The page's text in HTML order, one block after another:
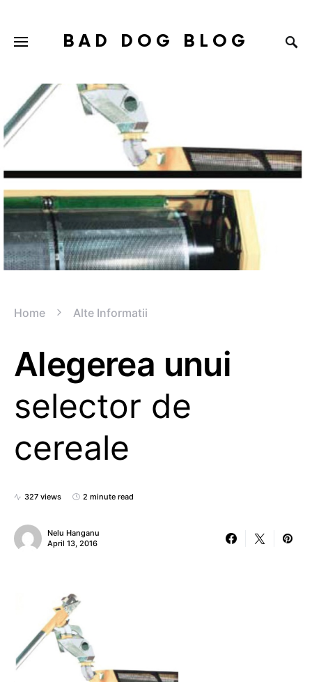
BAD DOG BLOG
Home Alte Informatii
Alegerea unui
selector de
cereale
327 views 2 minute read
Nelu Hanganu
April 13, 2016